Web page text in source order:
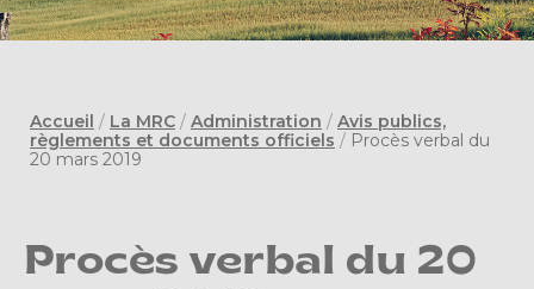
Accueil / La MRC / Administration / Avis publics,
règlements et documents officiels / Procès verbal du
20 mars 2019
Procès verbal du 20